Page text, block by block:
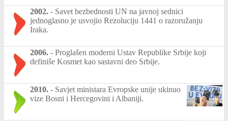
2002. - Savet bezbednosti UN na javnoj sednici
jednoglasno je usvojio Rezoluciju 1441 o razoružanju
Iraka.
2006. - Proglašen moderni Ustav Republike Srbije koji
definiše Kosmet kao sastavni deo Srbije.
2010. - Savjet ministara Evropske unije ukinuo
vize Bosni i Hercegovini i Albaniji.